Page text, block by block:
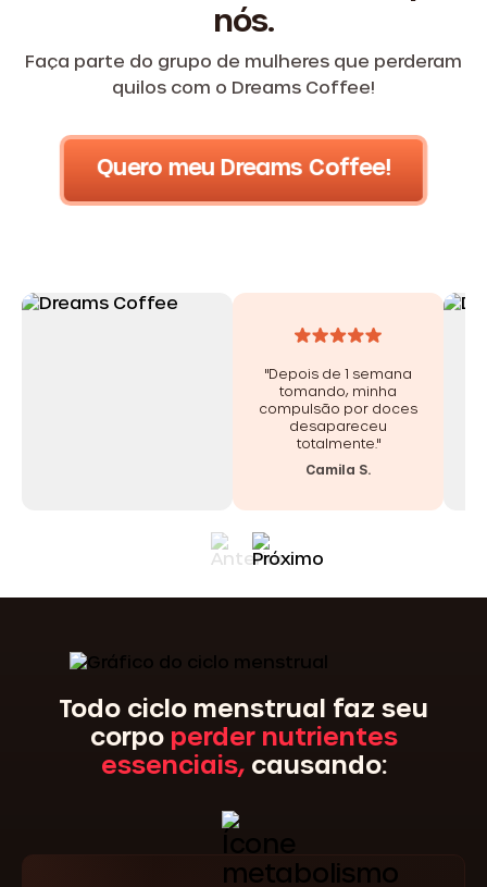
nós.
Faça parte do grupo de mulheres que perderam
quilos com o Dreams Coffee!
Quero meu Dreams Coffee!
"Depois de 1 semana
tomando, minha
compulsão por doces
desapareceu
totalmente."
Camila S.
Todo ciclo menstrual faz seu
corpo perder nutrientes
essenciais,causando: